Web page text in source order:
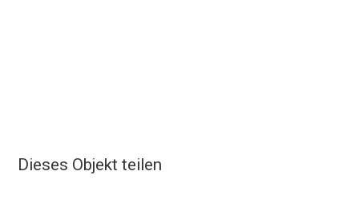
Dieses Objekt teilen